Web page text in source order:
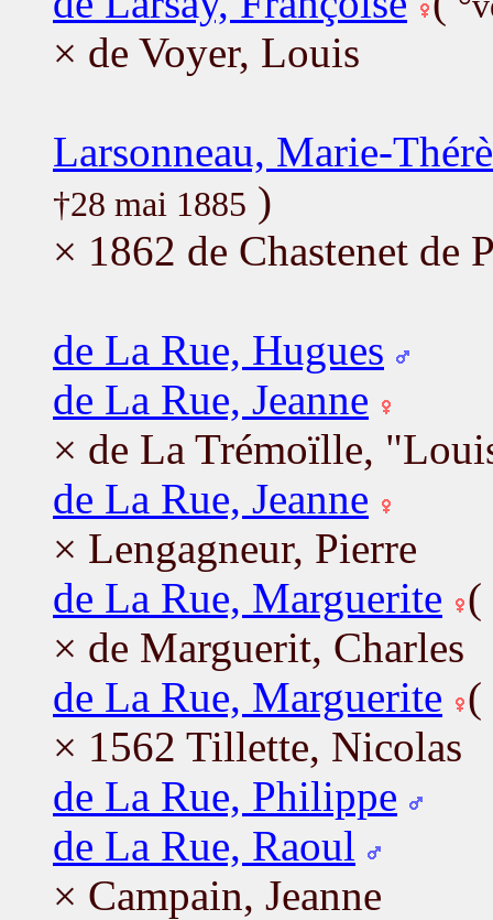
× de Voyer, Louis
Larsonneau, Marie-
†28 mai 1885 )
× 1862 de Chastenet de
de La Rue, Hugues
de La Rue, Jeanne
× de La Trémoïlle,
de La Rue, Jeanne
× Lengagneur, Pierre
de La Rue, Marguerite (
× de Marguerit, Charles
de La Rue, Marguerite (
× 1562 Tillette, Nicolas
de La Rue, Philippe
de La Rue, Raoul
× Campain, Jeanne